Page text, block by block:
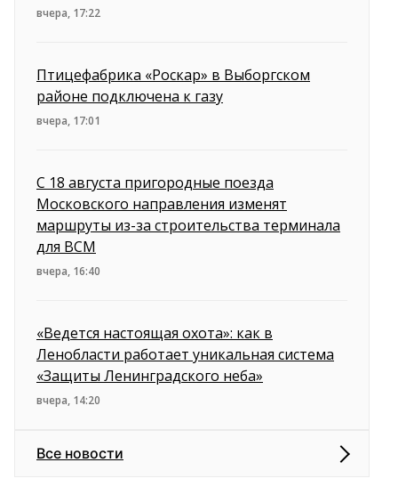
вчера, 17:22
Птицефабрика «Роскар» в Выборгском
районе подключена к газу
вчера, 17:01
С 18 августа пригородные поезда
Московского направления изменят
маршруты из-за строительства терминала
для ВСМ
вчера, 16:40
«Ведется настоящая охота»: как в
Ленобласти работает уникальная система
«Защиты Ленинградского неба»
вчера, 14:20
Все новости